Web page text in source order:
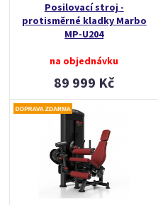
Posilovací stroj -
protisměrné kladky Marbo
MP-U204
na objednávku
89 999 Kč